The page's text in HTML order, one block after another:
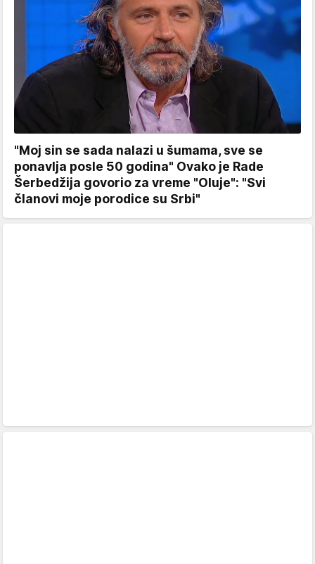
"Moj sin se sada nalazi u šumama, sve se
ponavlja posle 50 godina" Ovako je Rade
Šerbedžija govorio za vreme "Oluje": "Svi
članovi moje porodice su Srbi"